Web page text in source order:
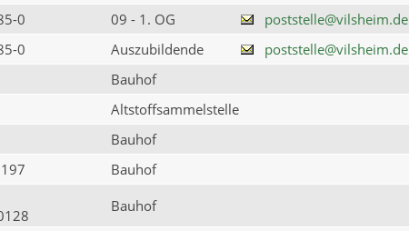
0 09 - 1. OG
poststelle@vilsheim.de
0 Auszubildende
poststelle@vilsheim.de
Bauhof
Altstoffsammelstelle
Bauhof
Bauhof
Bauhof